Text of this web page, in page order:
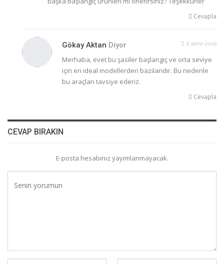
Cevapla
Gökay Aktan Diyor 6 sene önce
Merhaba, evet bu şasiler başlangıç ve orta seviye
için en ideal modellerden bazılarıdır. Bu nedenle
bu araçları tavsiye ederiz.
Cevapla
CEVAP BIRAKIN
E-posta hesabınız yayımlanmayacak.